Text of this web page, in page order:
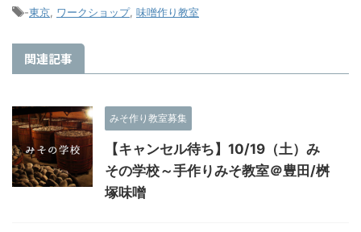
-東京, ワークショップ, 味噌作り教室
関連記事
みそ作り教室募集
【キャンセル待ち】10/19（土）み
その学校～手作りみそ教室＠豊田/桝
塚味噌